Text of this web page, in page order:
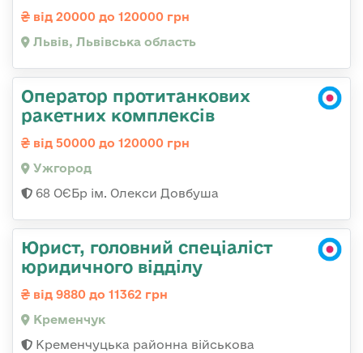
від 20000 до 120000 грн
Львів, Львівська область
Оператор протитанкових
ракетних комплексів
від 50000 до 120000 грн
Ужгород
68 ОЄБр ім. Олекси Довбуша
Юрист, головний спеціаліст
юридичного відділу
від 9880 до 11362 грн
Кременчук
Кременчуцька районна військова